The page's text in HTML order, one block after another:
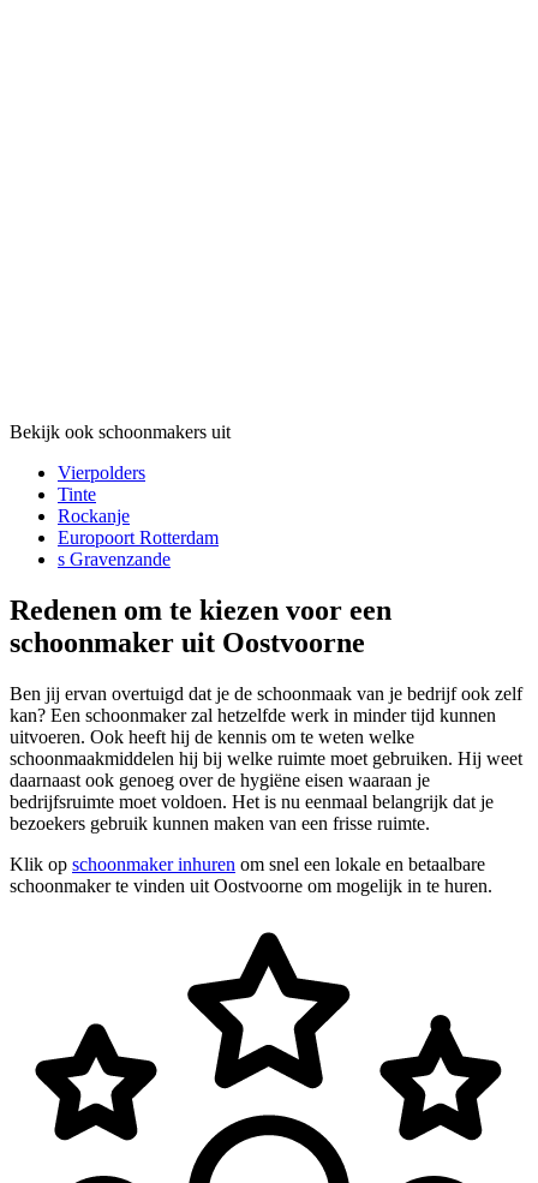
Bekijk ook schoonmakers uit
Vierpolders
Tinte
Rockanje
Europoort Rotterdam
s Gravenzande
Redenen om te kiezen voor een
schoonmaker uit Oostvoorne
Ben jij ervan overtuigd dat je de schoonmaak van je bedrijf ook zelf
kan? Een schoonmaker zal hetzelfde werk in minder tijd kunnen
uitvoeren. Ook heeft hij de kennis om te weten welke
schoonmaakmiddelen hij bij welke ruimte moet gebruiken. Hij weet
daarnaast ook genoeg over de hygiëne eisen waaraan je
bedrijfsruimte moet voldoen. Het is nu eenmaal belangrijk dat je
bezoekers gebruik kunnen maken van een frisse ruimte.
Klik op schoonmaker inhuren om snel een lokale en betaalbare
schoonmaker te vinden uit Oostvoorne om mogelijk in te huren.